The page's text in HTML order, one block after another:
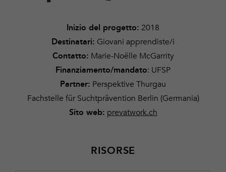
Inizio del progetto: 2018
Destinatari: Giovani apprendiste/i
Contatto: Marie-Noëlle McGarrity
Finanziamento/mandato: UFSP
Partner: Perspektive Thurgau
Fachstelle für Suchtprävention Berlin (Germania)
Sito web: prevatwork.ch
RISORSE